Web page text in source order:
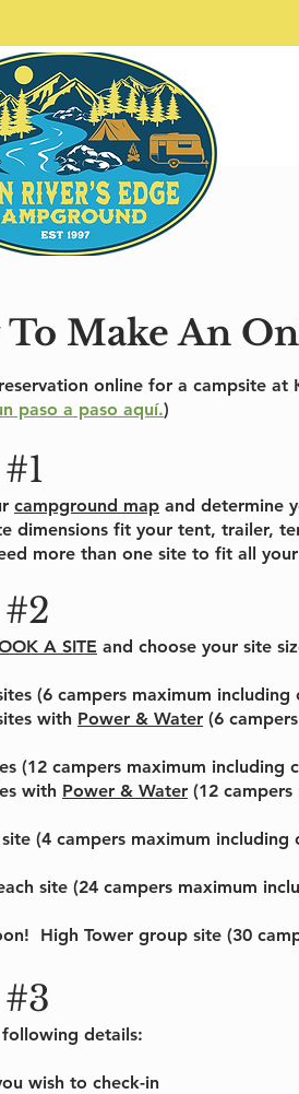
To Make An
online for a campsite at
paso a paso aquí.)
campground map and determine
dimensions fit your tent, trailer,
more than one site to fit all
A SITE and choose your site
(6 campers maximum including
with Power & Water (6
(12 campers maximum including
with Power & Water (12
site (4 campers maximum including
site (24 campers maximum
High Tower group site (30
details:
wish to check-in